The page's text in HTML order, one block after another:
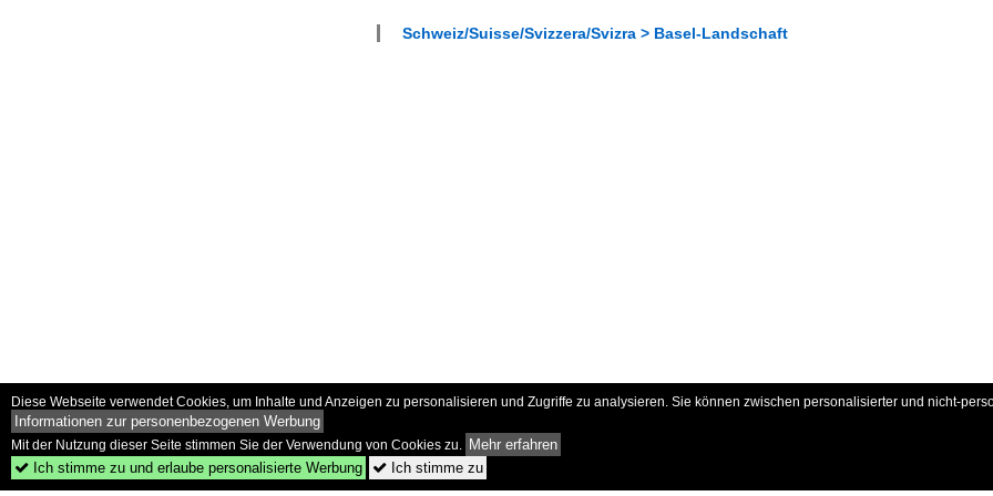
Schweiz/Suisse/Svizzera/Svizra > Basel-Landschaft
Diese Webseite verwendet Cookies, um Inhalte und Anzeigen zu personalisieren und Zugriffe zu analysieren. Sie können zwischen personalisierter und nicht-
Informationen zur personenbezogenen Werbung
Mit der Nutzung dieser Seite stimmen Sie der Verwendung von Cookies zu. Mehr erfahren
 Ich stimme zu und erlaube personalisierte Werbung  Ich stimme zu